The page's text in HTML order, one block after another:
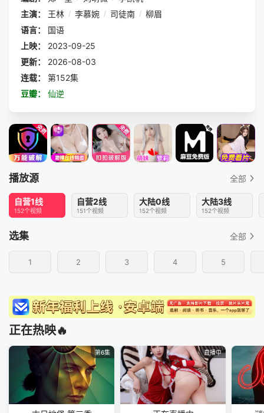
主演：
王林 / 李慕婉 / 司徒南 / 柳眉
语言：
国语
上映：
2023-09-25
更新：
2026-08-03
连载：
第152集
豆瓣：
仙逆
播放源 全部
自营1线
152个视频
自营2线
151个视频
大陆0线
152个视频
大陆3线
152个视频
选集 全部
1 2 3 4 5
正在热映🔥
第6集 直播中